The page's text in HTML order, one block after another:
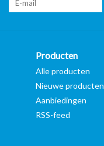
Producten
Alle producten
Nieuwe producten
Aanbiedingen
RSS-feed